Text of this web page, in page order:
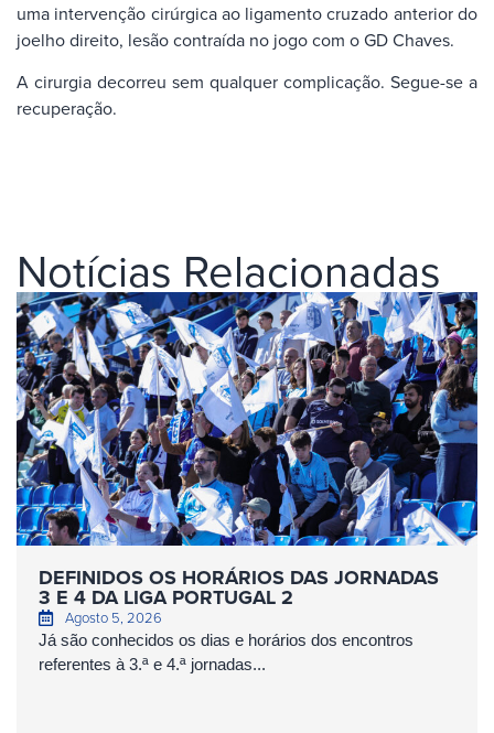
uma intervenção cirúrgica ao ligamento cruzado anterior do
joelho direito, lesão contraída no jogo com o GD Chaves.
A cirurgia decorreu sem qualquer complicação. Segue-se a
recuperação.
Notícias Relacionadas
DEFINIDOS OS HORÁRIOS DAS JORNADAS
3 E 4 DA LIGA PORTUGAL 2
Agosto 5, 2026
Já são conhecidos os dias e horários dos encontros
referentes à 3.ª e 4.ª jornadas...